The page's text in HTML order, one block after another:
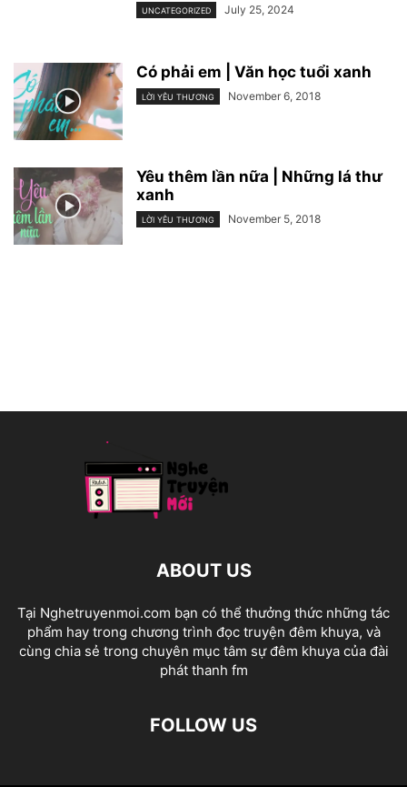
UNCATEGORIZED July 25, 2024
Có phải em | Văn học tuổi xanh
LỜI YÊU THƯƠNG November 6, 2018
Yêu thêm lần nữa | Những lá thư
xanh
LỜI YÊU THƯƠNG November 5, 2018
ABOUT US
Tại Nghetruyenmoi.com bạn có thể thưởng thức những tác
phẩm hay trong chương trình đọc truyện đêm khuya, và
cùng chia sẻ trong chuyên mục tâm sự đêm khuya của đài
phát thanh fm
FOLLOW US